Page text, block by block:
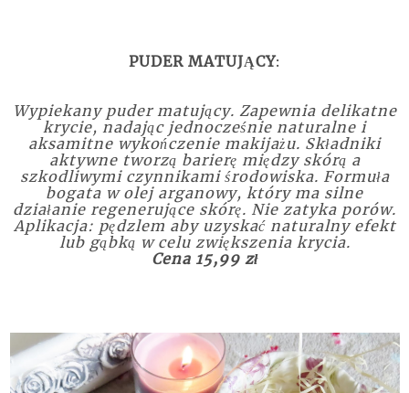
PUDER MATUJĄCY:
Wypiekany puder matujący. Zapewnia delikatne
krycie, nadając jednocześnie naturalne i
aksamitne wykończenie makijażu. Składniki
aktywne tworzą barierę między skórą a
szkodliwymi czynnikami środowiska. Formuła
bogata w olej arganowy, który ma silne
działanie regenerujące skórę. Nie zatyka porów.
Aplikacja: pędzlem aby uzyskać naturalny efekt
lub gąbką w celu zwiększenia krycia.
Cena 15,99 zł